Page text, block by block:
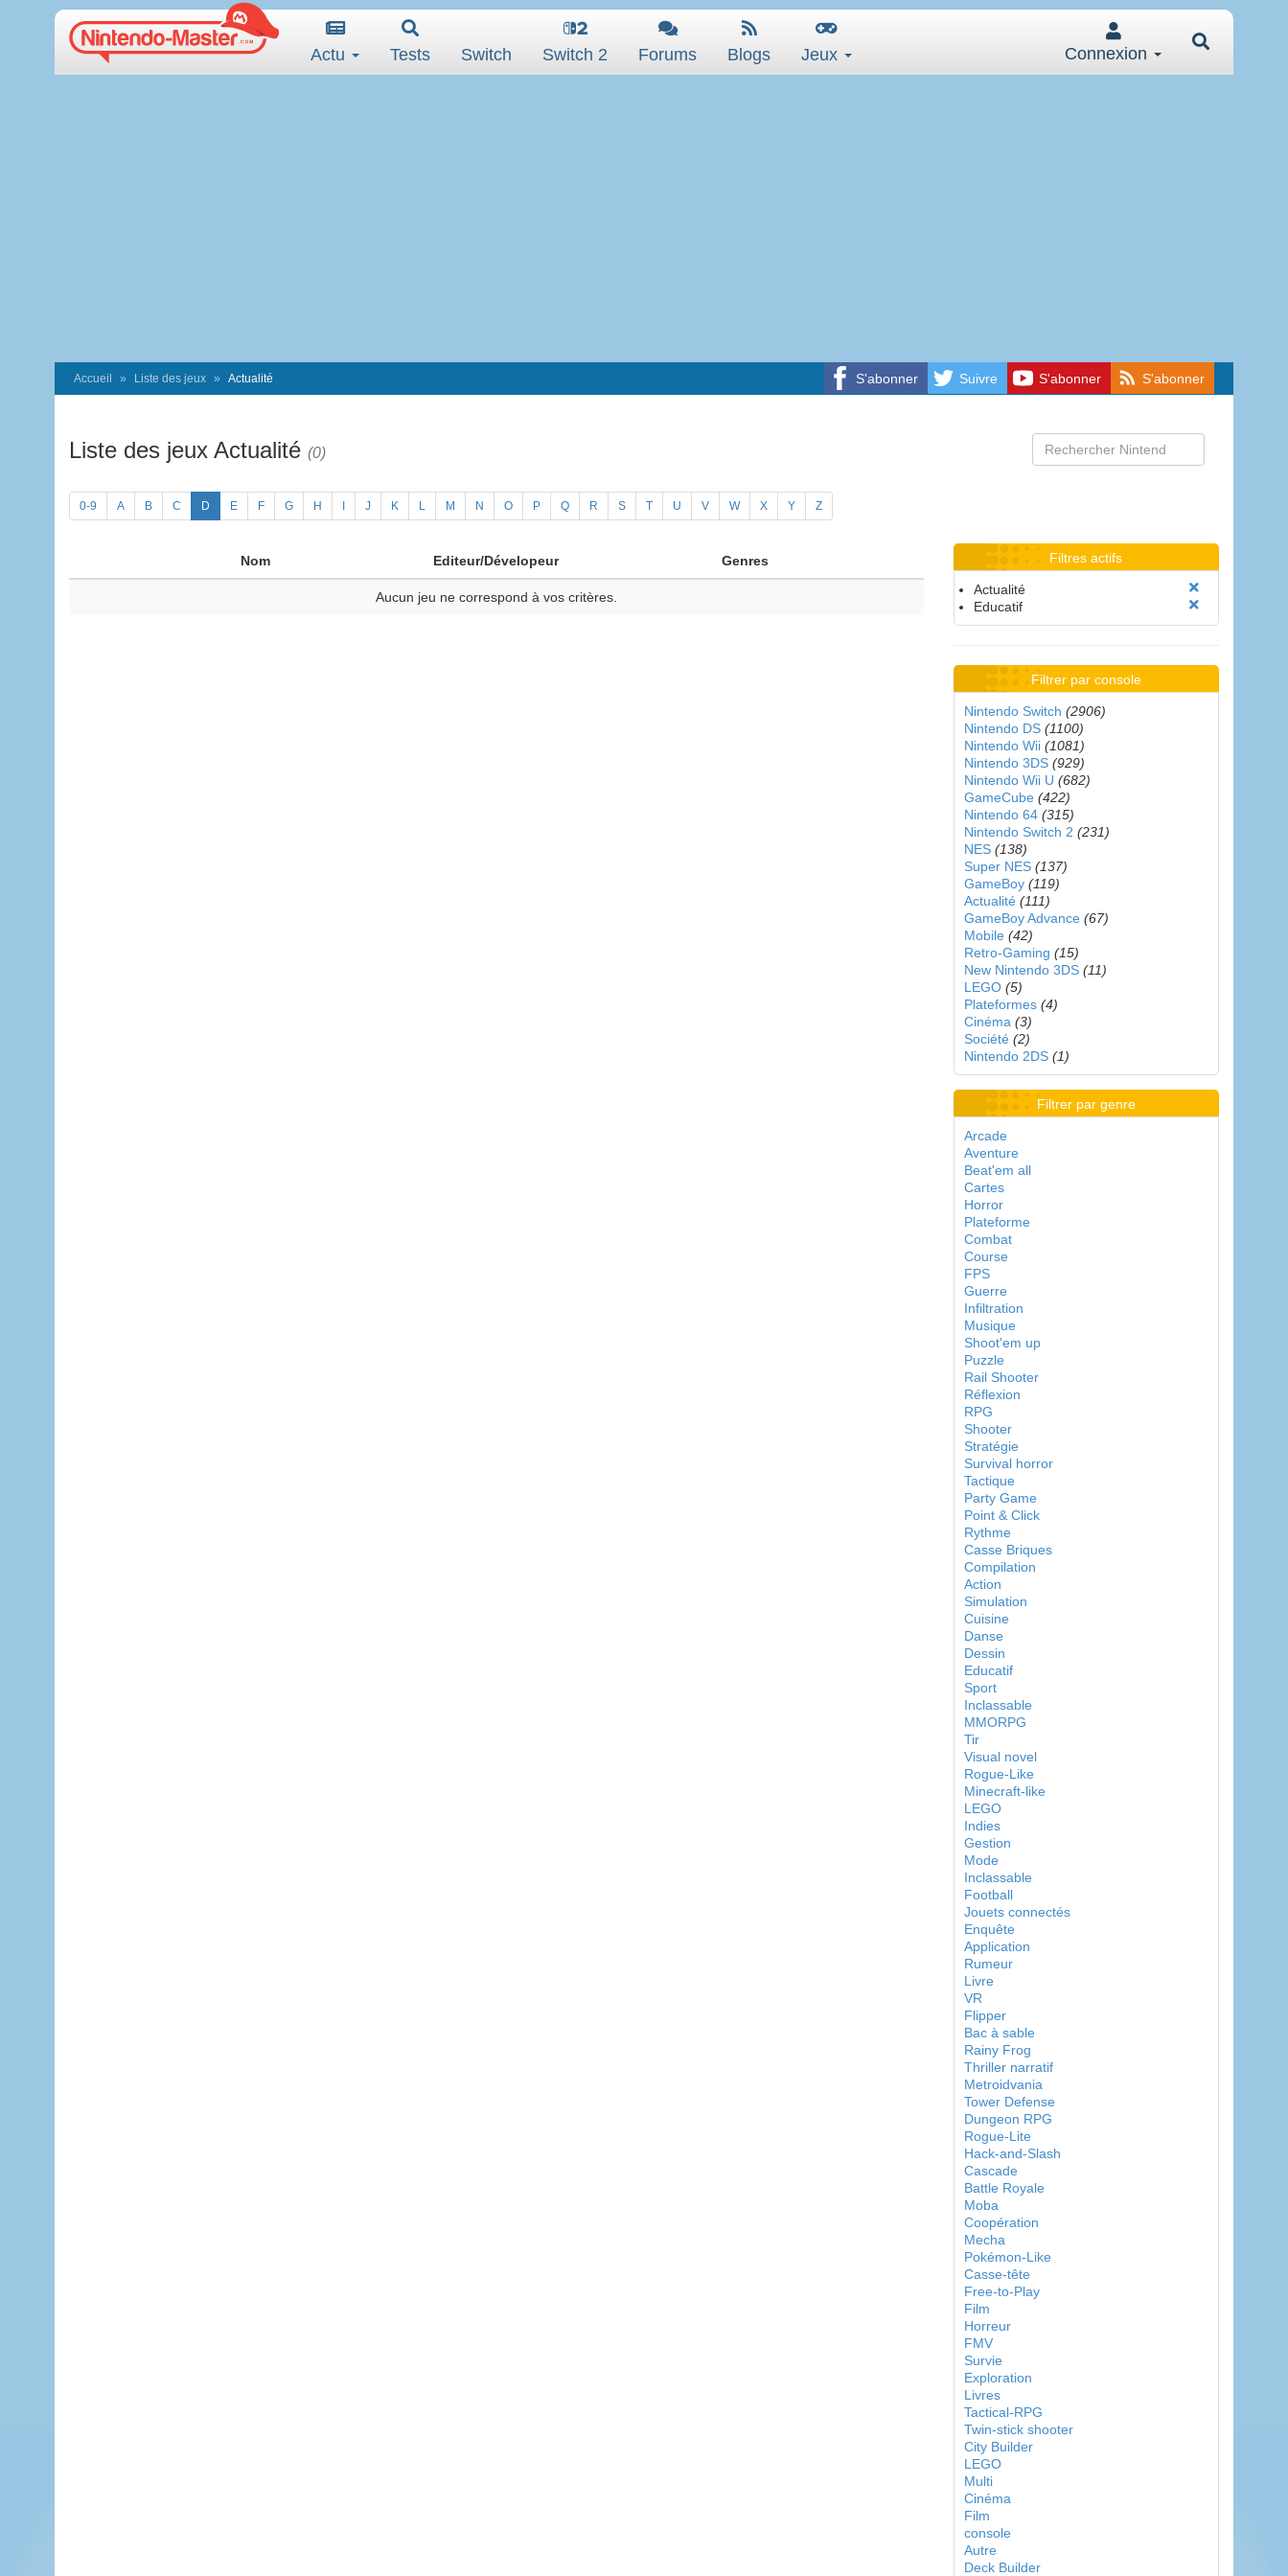
Actu Tests Switch Switch 2 Forums Blogs Jeux Connexion
S'abonner Suivre S'abonner S'abonner
Accueil Liste des jeux Actualité
Liste des jeux Actualité (0)
0-9 A B C D E F G H J K L M N O P Q R S T U V W X Y Z
Nom Editeur/Dévelopeur Genres
Aucun jeu ne correspond à vos critères.
Filtres actifs
Actualité
Educatif
Filtrer par console
Nintendo Switch (2906)
Nintendo DS (1100)
Nintendo Wii (1081)
Nintendo 3DS (929)
Nintendo Wii U (682)
GameCube (422)
Nintendo 64 (315)
Nintendo Switch 2 (231)
NES (138)
Super NES (137)
GameBoy (119)
Actualité (111)
GameBoy Advance (67)
Mobile (42)
Retro-Gaming (15)
New Nintendo 3DS (11)
LEGO (5)
Plateformes (4)
Cinéma (3)
Société (2)
Nintendo 2DS (1)
Filtrer par genre
Arcade
Aventure
Beat'em all
Cartes
Horror
Plateforme
Combat
Course
FPS
Guerre
Infiltration
Musique
Shoot'em up
Puzzle
Rail Shooter
Réflexion
RPG
Shooter
Stratégie
Survival horror
Tactique
Party Game
Point & Click
Rythme
Casse Briques
Compilation
Action
Simulation
Cuisine
Danse
Dessin
Educatif
Sport
Inclassable
MMORPG
Tir
Visual novel
Rogue-Like
Minecraft-like
LEGO
Indies
Gestion
Mode
Inclassable
Football
Jouets connectés
Enquête
Application
Rumeur
Livre
VR
Flipper
Bac à sable
Rainy Frog
Thriller narratif
Metroidvania
Tower Defense
Dungeon RPG
Rogue-Lite
Hack-and-Slash
Cascade
Battle Royale
Moba
Coopération
Mecha
Pokémon-Like
Casse-tête
Free-to-Play
Film
Horreur
FMV
Survie
Exploration
Livres
Tactical-RPG
Twin-stick shooter
City Builder
LEGO
Multi
Cinéma
Film
console
Autre
Deck Builder